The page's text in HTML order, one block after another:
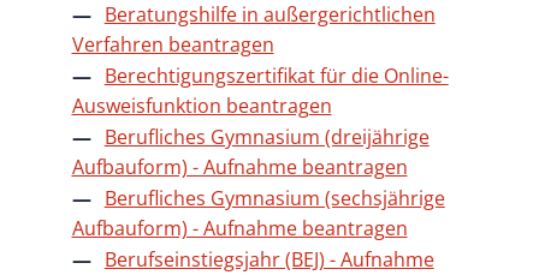
Beratungshilfe in außergerichtlichen
Verfahren beantragen
Berechtigungszertifikat für die Online-
Ausweisfunktion beantragen
Berufliches Gymnasium (dreijährige
Aufbauform) - Aufnahme beantragen
Berufliches Gymnasium (sechsjährige
Aufbauform) - Aufnahme beantragen
Berufseinstiegsjahr (BEJ) - Aufnahme